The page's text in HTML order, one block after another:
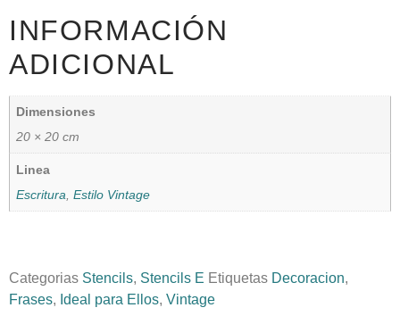
INFORMACIÓN
ADICIONAL
Dimensiones
20 × 20 cm
Linea
Escritura ,Estilo Vintage
Categorias Stencils, Stencils E Etiquetas Decoracion,
Frases, Ideal para Ellos, Vintage